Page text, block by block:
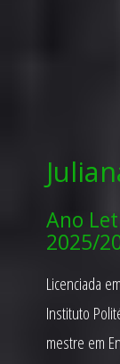
Ano
2025/
Licenciada
Instituto
mestre em